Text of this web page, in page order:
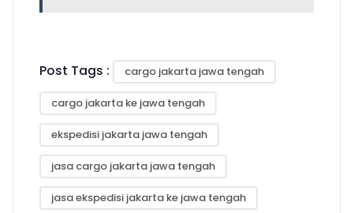
Post Tags : cargo jakarta jawa tengah
cargo jakarta ke jawa tengah
ekspedisi jakarta jawa tengah
jasa cargo jakarta jawa tengah
jasa ekspedisi jakarta ke jawa tengah